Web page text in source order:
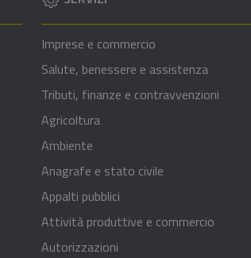
Imprese e commercio
Salute, benessere e assistenza
Tributi, finanze e contravvenzioni
Agricoltura
Ambiente
Anagrafe e stato civile
Appalti pubblici
Attività produttive e commercio
Autorizzazioni